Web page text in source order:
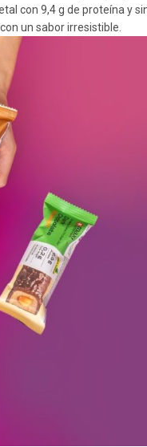
con 9,4 g de proteína y
un sabor irresistible.